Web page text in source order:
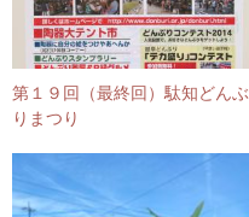
第１９回（最終回）駄知どんぶ
りまつり